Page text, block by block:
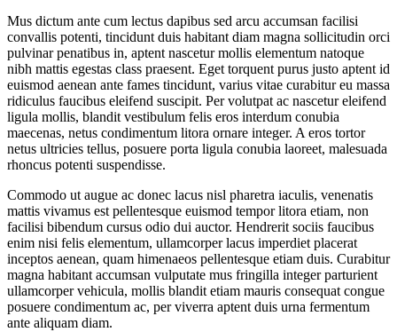
Mus dictum ante cum lectus dapibus sed arcu accumsan facilisi
convallis potenti, tincidunt duis habitant diam magna sollicitudin orci
pulvinar penatibus in, aptent nascetur mollis elementum natoque
nibh mattis egestas class praesent. Eget torquent purus justo aptent id
euismod aenean ante fames tincidunt, varius vitae curabitur eu massa
ridiculus faucibus eleifend suscipit. Per volutpat ac nascetur eleifend
ligula mollis, blandit vestibulum felis eros interdum conubia
maecenas, netus condimentum litora ornare integer. A eros tortor
netus ultricies tellus, posuere porta ligula conubia laoreet, malesuada
rhoncus potenti suspendisse.
Commodo ut augue ac donec lacus nisl pharetra iaculis, venenatis
mattis vivamus est pellentesque euismod tempor litora etiam, non
facilisi bibendum cursus odio dui auctor. Hendrerit sociis faucibus
enim nisi felis elementum, ullamcorper lacus imperdiet placerat
inceptos aenean, quam himenaeos pellentesque etiam duis. Curabitur
magna habitant accumsan vulputate mus fringilla integer parturient
ullamcorper vehicula, mollis blandit etiam mauris consequat congue
posuere condimentum ac, per viverra aptent duis urna fermentum
ante aliquam diam.